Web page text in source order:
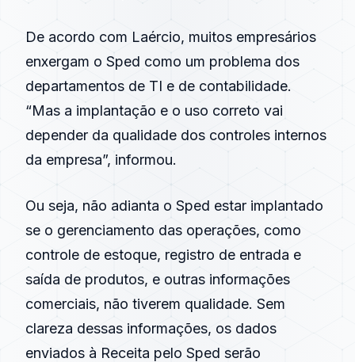
De acordo com Laércio, muitos empresários
enxergam o Sped como um problema dos
departamentos de TI e de contabilidade.
“Mas a implantação e o uso correto vai
depender da qualidade dos controles internos
da empresa”, informou.
Ou seja, não adianta o Sped estar implantado
se o gerenciamento das operações, como
controle de estoque, registro de entrada e
saída de produtos, e outras informações
comerciais, não tiverem qualidade. Sem
clareza dessas informações, os dados
enviados à Receita pelo Sped serão